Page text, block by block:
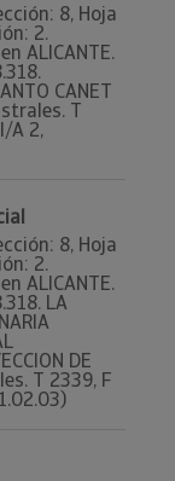
8, Hoja
2.
ALICANTE.
CANET
T
A 2,
8, Hoja
2.
ALICANTE.
LA
DE
T 2339, F